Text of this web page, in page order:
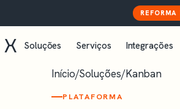
REFORMA
Soluções Serviços Integrações
Início/Soluções/Kanban
PLATAFORMA